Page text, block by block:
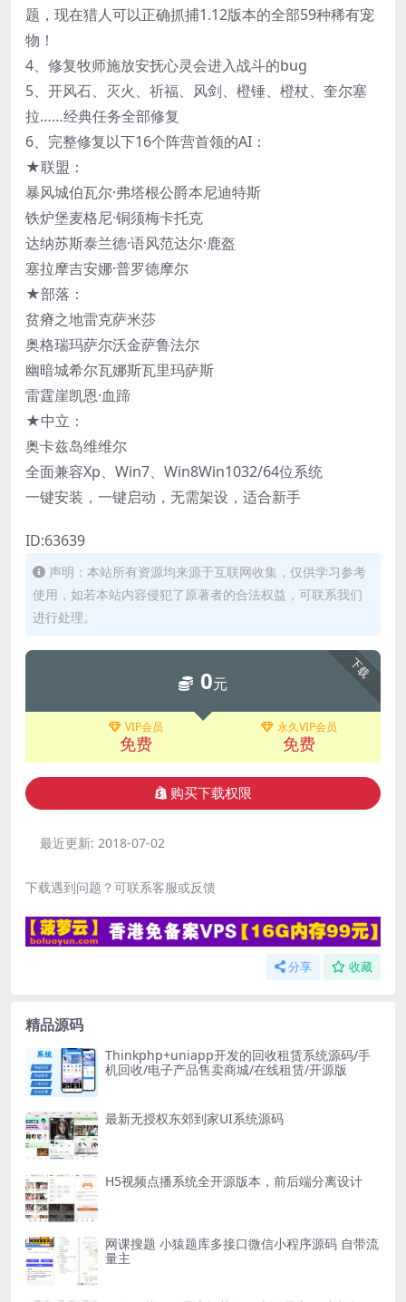
题，现在猎人可以正确抓捕1.12版本的全部59种稀有宠
物！
4、修复牧师施放安抚心灵会进入战斗的bug
5、开风石、灭火、祈福、风剑、橙锤、橙杖、奎尔塞
拉……经典任务全部修复
6、完整修复以下16个阵营首领的AI：
★联盟：
暴风城伯瓦尔·弗塔根公爵本尼迪特斯
铁炉堡麦格尼·铜须梅卡托克
达纳苏斯泰兰德·语风范达尔·鹿盔
塞拉摩吉安娜·普罗德摩尔
★部落：
贫瘠之地雷克萨米莎
奥格瑞玛萨尔沃金萨鲁法尔
幽暗城希尔瓦娜斯瓦里玛萨斯
雷霆崖凯恩·血蹄
★中立：
奥卡兹岛维维尔
全面兼容Xp、Win7、Win8Win1032/64位系统
一键安装，一键启动，无需架设，适合新手
ID:63639
声明：本站所有资源均来源于互联网收集，仅供学习参考
使用，如若本站内容侵犯了原著者的合法权益，可联系我们
进行处理。
下载
0元
VIP会员
免费
永久VIP会员
免费
购买下载权限
最近更新: 2018-07-02
下载遇到问题？可联系客服或反馈
分享 收藏
精品源码
Thinkphp+uniapp开发的回收租赁系统源码/手
机回收/电子产品售卖商城/在线租赁/开源版
最新无授权东郊到家UI系统源码
H5视频点播系统全开源版本，前后端分离设计
网课搜题 小猿题库多接口微信小程序源码 自带流
量主